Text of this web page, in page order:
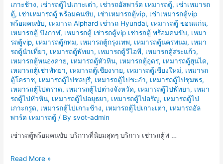
เกาะช้าง, เช่ารถตู้ไปเกาะเต่า, เช่ารถอัลพาร์ด เหมารถตู้, เช่าเหมารถ
ตู้, เช่าเหมารถตู้ พร้อมคนขับ, เช่าเหมารถตู้vip, เช่าเหมารถตู้vip
พร้อมคนขับ, เหมารถ Alphard เช่ารถ Hyundai, เหมารถตู้ ขอนแก่น,
เหมารถตู้ บึงกาฬ, เหมารถตู้ เช่ารถตู้vip เช่ารถตู้ พร้อมคนขับ, เหมา
รถตู้vip, เหมารถตู้กทม, เหมารถตู้กรุงเทพ, เหมารถตู้นครพนม, เหมา
รถตู้นำเที่ยว, เหมารถตู้พัทยา, เหมารถตู้วีไอพี, เหมารถตู้สระแก้ว,
เหมารถตู้หนองคาย, เหมารถตู้หัวหิน, เหมารถตู้อุดร, เหมารถตู้ฮุนได,
เหมารถตู้เช่าพัทยา, เหมารถตู้เชียงราย, เหมารถตู้เชียงใหม่, เหมารถ
ตู้โคราช, เหมารถตู้ไปชลบุรี, เหมารถตู้ไปชะอำ, เหมารถตู้ไปชุมพร,
เหมารถตู้ไปตราด, เหมารถตู้ไปต่างจังหวัด, เหมารถตู้ไปพัทยา, เหมา
รถตู้ไปหัวหิน, เหมารถตู้ไปอยุธยา, เหมารถตู้ไปอรัญ, เหมารถตู้ไป
เกาะกรูด, เหมารถตู้ไปเกาะช้าง, เหมารถตู้ไปเกาะเต่า, เหมารถอัล
พาร์ด เหมารถตู้ / Bysvot-admin
เช่ารถตู้พร้อมคนขับ บริการที่นิยมสุดๆ บริการ เช่ารถตู้พ …
เช่า
Read More »